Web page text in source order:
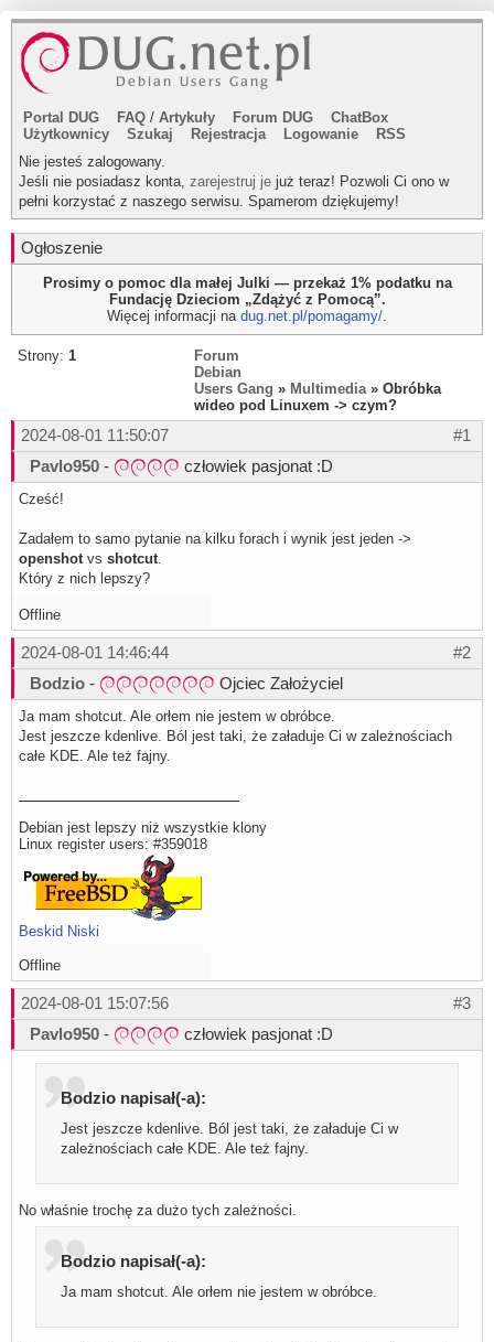
Portal DUG FAQ / Artykuły Forum DUG
ChatBox
Użytkownicy
Szukaj Rejestracja Logowanie
RSS
Nie jesteś zalogowany.
Jeśli nie posiadasz konta, zarejestruj je już teraz! Pozwoli Ci ono w
pełni korzystać z naszego serwisu. Spamerom dziękujemy!
Ogłoszenie
Prosimy o pomoc dla małej Julki — przekaż 1% podatku na
Fundację Dzieciom „Zdążyć z Pomocą”.
Więcej informacji na dug.net.pl/pomagamy/.
Strony: 1
Forum
Debian
Users Gang » Multimedia» Obróbka
wideo pod Linuxem -> czym?
#1
2024-08-01 11:50:07
Pavlo950 - człowiek pasjonat :D
Cześć!
Zadałem to samo pytanie na kilku forach i wynik jest jeden ->
openshotvs shotcut.
Który z nich lepszy?
Offline
#2
2024-08-01 14:46:44
Bodzio - Ojciec Założyciel
Ja mam shotcut. Ale orłem nie jestem w obróbce.
Jest jeszcze kdenlive. Ból jest taki, że załaduje Ci w zależnościach
całe KDE. Ale też fajny.
Debian jest lepszy niż wszystkie klony
Linux register users: #359018
Beskid Niski
Offline
#3
2024-08-01 15:07:56
Pavlo950 - człowiek pasjonat :D
Bodzio napisał(-a):
Jest jeszcze kdenlive. Ból jest taki, że załaduje Ci w
zależnościach całe KDE. Ale też fajny.
No właśnie trochę za dużo tych zależności.
Bodzio napisał(-a):
Ja mam shotcut. Ale orłem nie jestem w obróbce.